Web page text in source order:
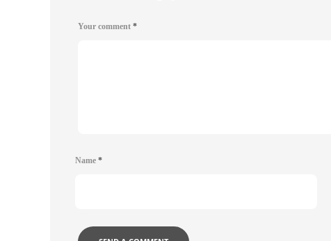
Your comment *
Name *